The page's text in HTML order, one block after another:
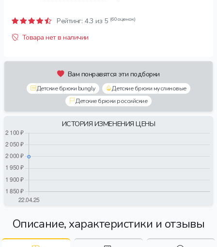
Рейтинг: 4.3 из 5 (60 оценок)
Товара нет в наличии
Вам понравятся эти подборки
Детские брюки bungly
Детские брюки муслиновые
Детские брюки российские
ИСТОРИЯ ИЗМЕНЕНИЯ ЦЕНЫ
Описание, характеристики и отзывы